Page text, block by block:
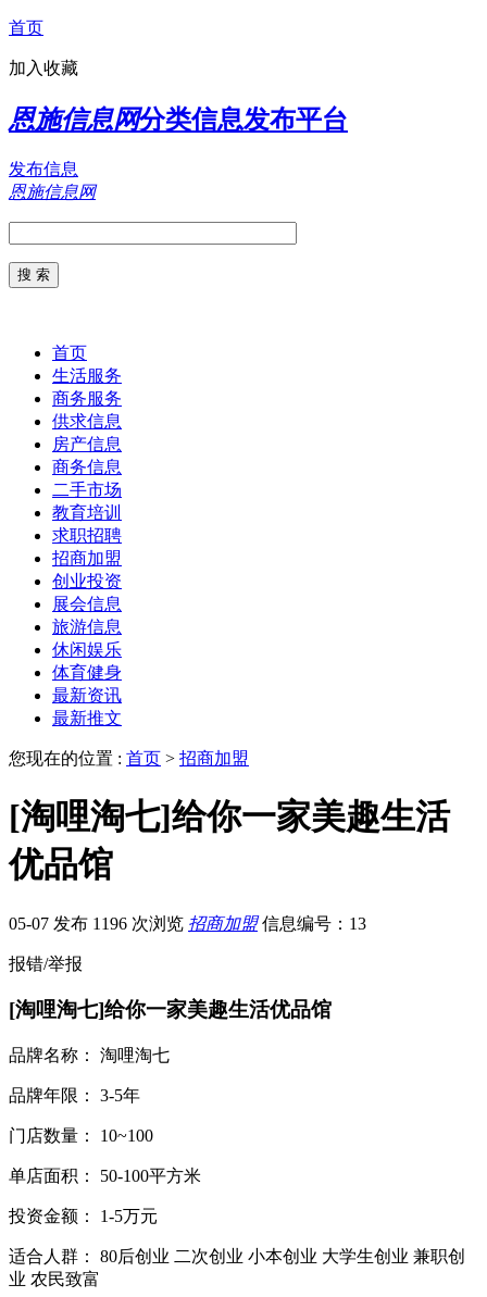
首页
加入收藏
恩施信息网分类信息发布平台
发布信息
恩施信息网
首页
生活服务
商务服务
供求信息
房产信息
商务信息
二手市场
教育培训
求职招聘
招商加盟
创业投资
展会信息
旅游信息
休闲娱乐
体育健身
最新资讯
最新推文
您现在的位置 : 首页 > 招商加盟
[淘哩淘七]给你一家美趣生活
优品馆
05-07 发布 1196 次浏览 招商加盟 信息编号：13
报错/举报
[淘哩淘七]给你一家美趣生活优品馆
品牌名称： 淘哩淘七
品牌年限： 3-5年
门店数量： 10~100
单店面积： 50-100平方米
投资金额： 1-5万元
适合人群： 80后创业 二次创业 小本创业 大学生创业 兼职创
业 农民致富